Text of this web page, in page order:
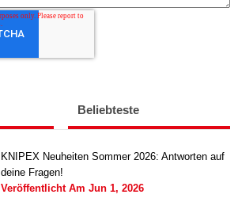
Beliebteste
KNIPEX Neuheiten Sommer 2026: Antworten auf
deine Fragen!
Veröffentlicht Am Jun 1, 2026